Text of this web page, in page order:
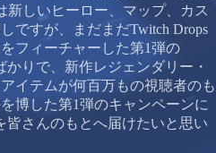
新しいヒーロー、マップ、カス
ですが、まだまだTwitch Drops
フィーチャーした第1弾の
かりで、新作レジェンダリー・
イテムが何百万もの視聴者のも
博した第1弾のキャンペーンに
皆さんのもとへ届けたいと思い